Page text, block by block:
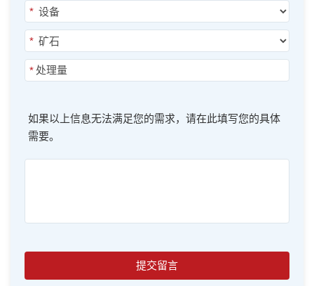
*
*
*
如果以上信息无法满足您的需求，请在此填写您的具体
需要。